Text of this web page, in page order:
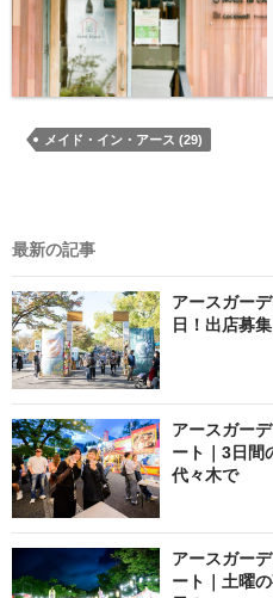
メイド・イン・アース (29)
最新の記事
アースガー
日！出店募
アースガー
ート｜3日間
代々木で
アースガー
ート｜土曜